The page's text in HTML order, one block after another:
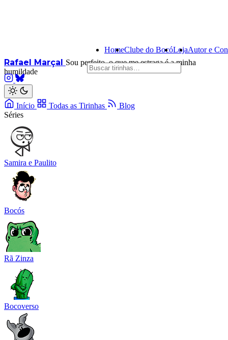
Rafael Marçal Sou perfeito, o que me estraga é a minha
humildade
HomeClube do BocóLojaAutor e
Início Todas as Tirinhas
Blog
Séries
Samira e Paulito
Bocós
Rã Zinza
Bocoverso